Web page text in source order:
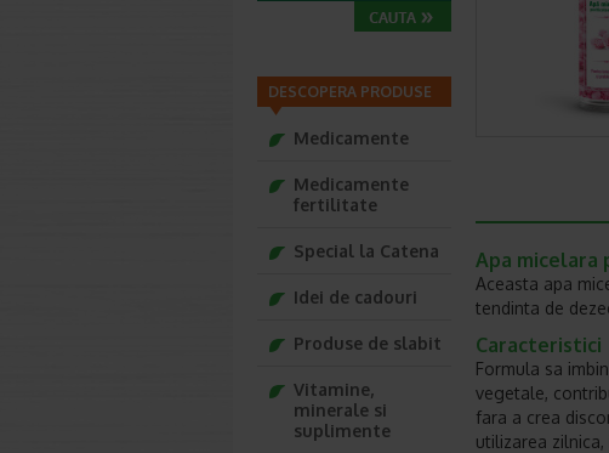
Apa micelara
Aceasta apa
tendinta de
Caracteristici
Formula sa
vegetale,
fara a crea
utilizarea
DESCOPERA PRODUSE
Medicamente
Medicamente
fertilitate
Special la Catena
Idei de cadouri
Produse de slabit
Vitamine,
minerale si
suplimente